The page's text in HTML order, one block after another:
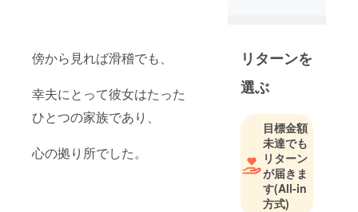
傍から見れば滑稽でも、
幸夫にとって彼女はたった
ひとつの家族であり、
心の拠り所でした。
リターンを
選ぶ
目標金額
未達でも
リターン
が届きま
す(All-in
方式)